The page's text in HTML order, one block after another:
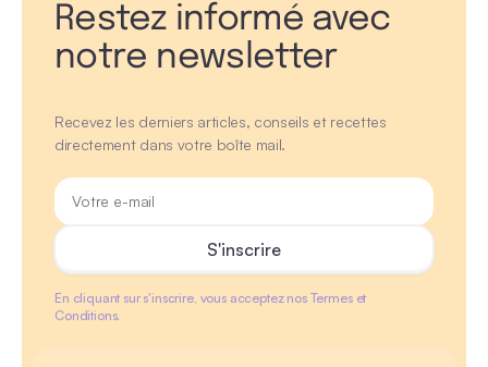
Restez informé avec
notre newsletter
Recevez les derniers articles, conseils et recettes
directement dans votre boîte mail.
En cliquant sur s'inscrire, vous acceptez nos Termes et
Conditions.